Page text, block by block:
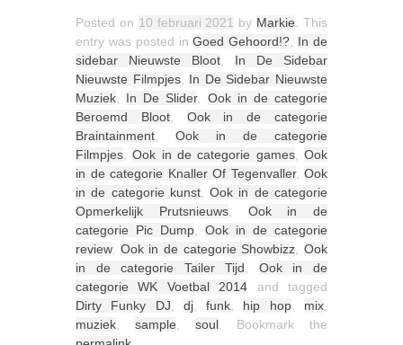
Posted on 10 februari 2021 by Markie . This
entry was posted inGoed Gehoord!?
In de
sidebar Nieuwste Bloot
In De Sidebar
Nieuwste Filmpjes, In De Sidebar Nieuwste
Muziek
In De Slider, Ook in de categorie
Beroemd Bloot, Ook in de categorie
Braintainment
Ook in de categorie
Filmpjes ,Ook in de categorie games,Ook
in de categorie Knaller Of Tegenvaller, Ook
in de categorie kunst,Ook in de categorie
Opmerkelijk Prutsnieuws, Ook in de
categorie Pic Dump
Ook in de categorie
review, Ook in de categorie Showbizz ,Ook
in de categorie Tailer Tijd
Ook in de
categorie WK Voetbal 2014 and tagged
Dirty Funky DJ
dj,funk hip hop, mix
muziek
sample soul. Bookmark the